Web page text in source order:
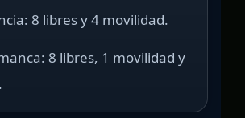
8 libres y 4 movilidad.
8 libres, 1 movilidad y